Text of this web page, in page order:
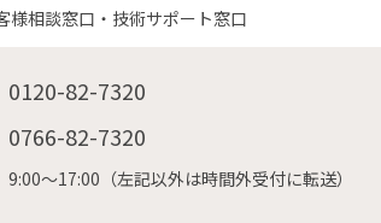
様相談窓口・技術サポート窓口
0120-82-7320
0766-82-7320
9:00〜17:00（左記以外は時間外受付に転送）